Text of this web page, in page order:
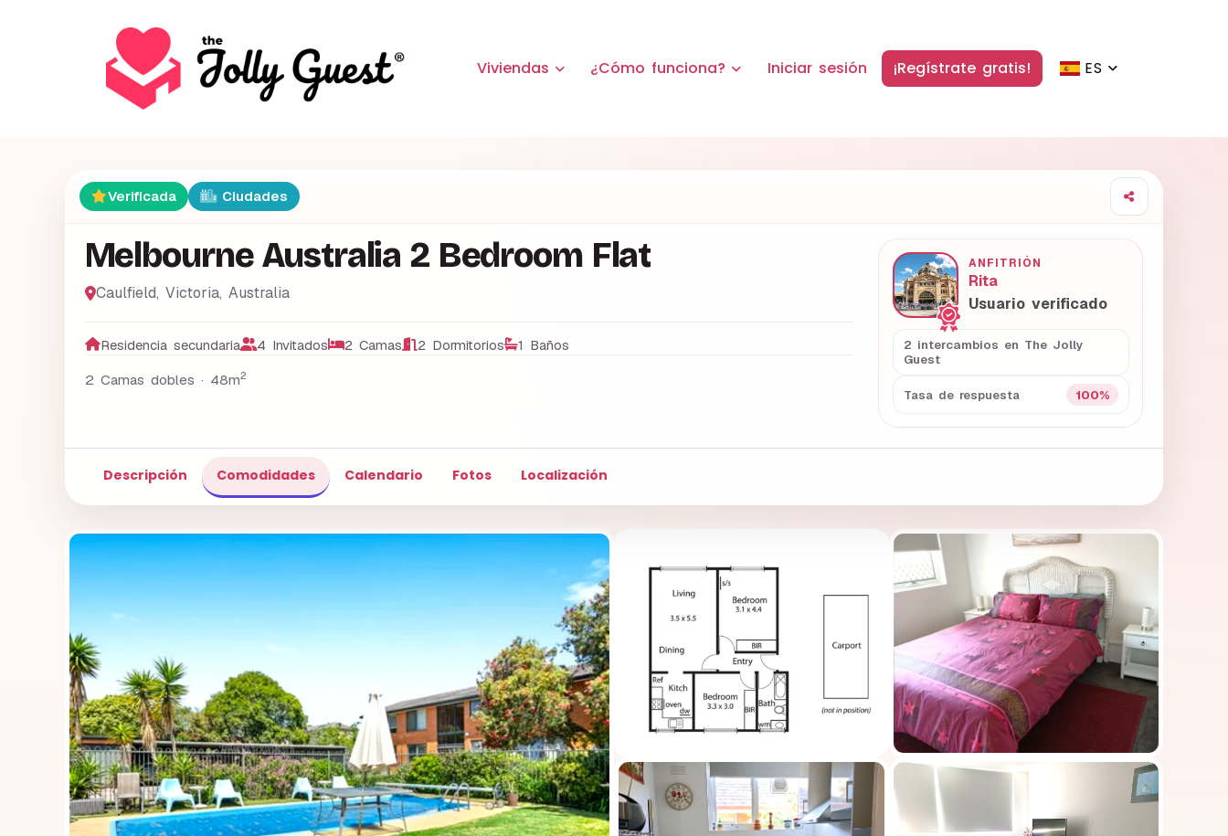
Viviendas ¿Cómo funciona? Iniciar sesión ¡Regístrate gratis! ES
Verificada Ciudades
Melbourne Australia 2 Bedroom Flat
Caulfield, Victoria, Australia
Residencia secundaria 4 Invitados 2 Camas 2 Dormitorios 1 Baños
2 Camas dobles · 48m2
ANFITRIÓN
Rita
Usuario verificado
2 intercambios en The Jolly
Guest
Tasa de respuesta 100%
Descripción Comodidades Calendario Fotos Localización